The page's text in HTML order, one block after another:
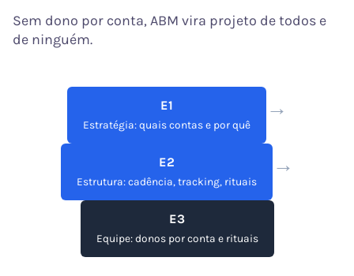
Sem dono por conta, ABM vira projeto de todos e
de ninguém.
E1
Estratégia: quais contas e por quê
→
E2
Estrutura: cadência, tracking, rituais
→
E3
Equipe: donos por conta e rituais